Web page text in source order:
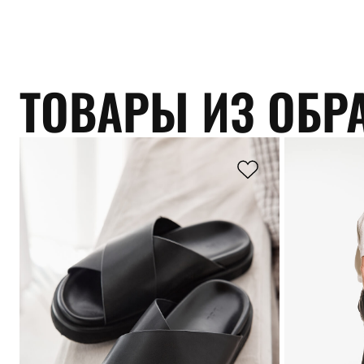
ТОВАРЫ ИЗ